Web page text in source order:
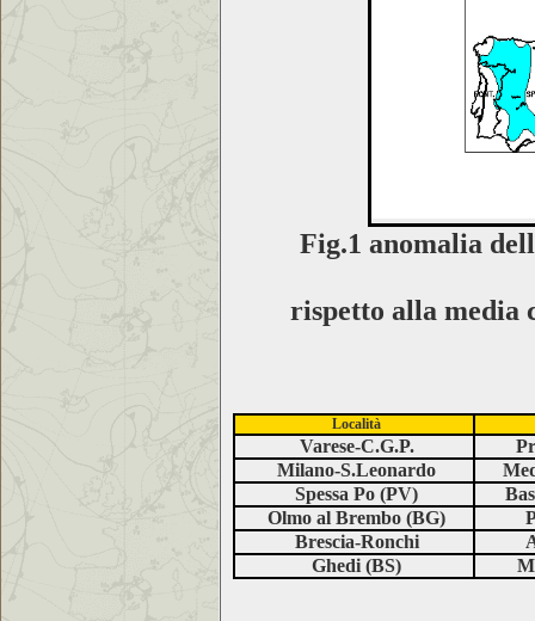
Fig.1 anomalia
rispetto alla media
Località
Varese-C.G.P.
Milano-S.Leonardo
Spessa Po (PV)
Olmo al Brembo (BG)
Brescia-Ronchi
Ghedi (BS)